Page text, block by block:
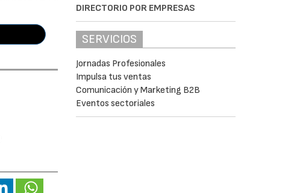
DIRECTORIO POR EMPRESAS
SERVICIOS
Jornadas Profesionales
Impulsa tus ventas
Comunicación y Marketing B2B
Eventos sectoriales